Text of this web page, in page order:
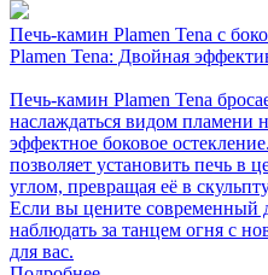
Печь-камин Plamen Tena с
Plamen Tena: Двойная
Печь-камин Plamen Tena
наслаждаться видом пламени
эффектное боковое
позволяет установить печь в
углом, превращая её в
Если вы цените современный
наблюдать за танцем огня с
для вас.